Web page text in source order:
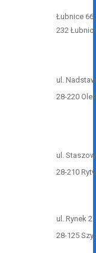
Łubnice
232
ul.
28-220
ul.
28-210
ul. Rynek 2
28-125